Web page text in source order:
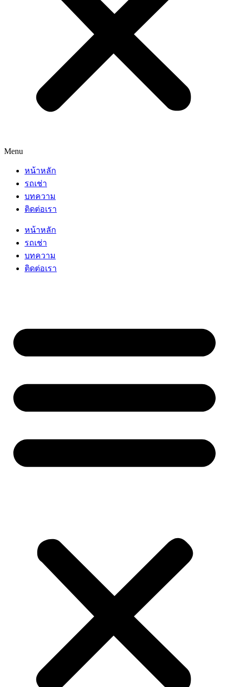
Menu
หน้าหลัก
รถเช่า
บทความ
ติดต่อเรา
หน้าหลัก
รถเช่า
บทความ
ติดต่อเรา